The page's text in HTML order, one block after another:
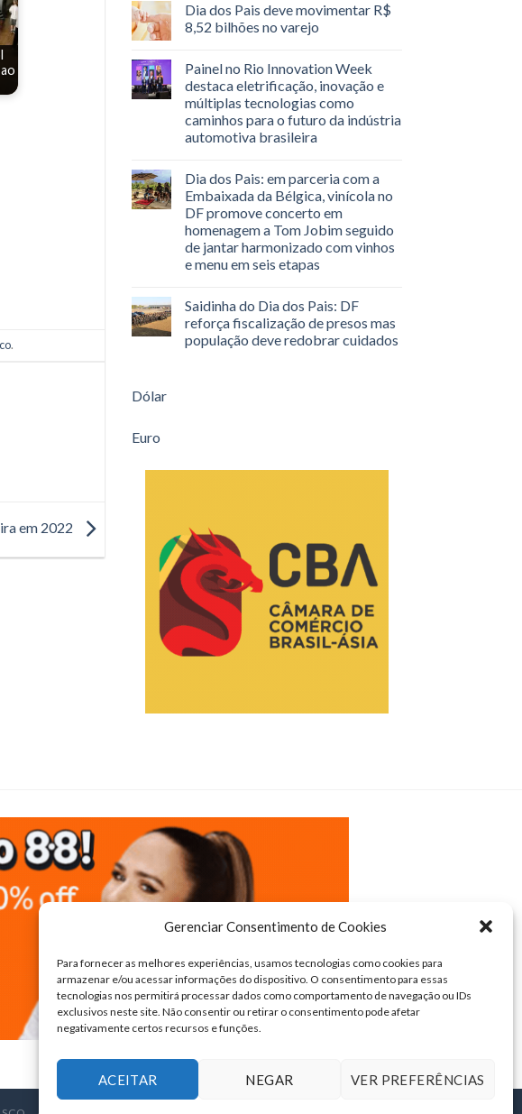
Gerenciar Consentimento de Cookies
Para fornecer as melhores experiências, usamos tecnologias como cookies para
armazenar e/ou acessar informações do dispositivo. O consentimento para essas
tecnologias nos permitirá processar dados como comportamento de navegação ou IDs
exclusivos neste site. Não consentir ou retirar o consentimento pode afetar
negativamente certos recursos e funções.
ACEITAR NEGAR VER PREFERÊNCIAS
.
em 2022
Dia dos Pais deve movimentar R$
8,52 bilhões no varejo
Painel no Rio Innovation Week
destaca eletrificação, inovação e
múltiplas tecnologias como
caminhos para o futuro da indústria
automotiva brasileira
Dia dos Pais: em parceria com a
Embaixada da Bélgica, vinícola no
DF promove concerto em
homenagem a Tom Jobim seguido
de jantar harmonizado com vinhos
e menu em seis etapas
Saidinha do Dia dos Pais: DF
reforça fiscalização de presos mas
população deve redobrar cuidados
Dólar
Euro